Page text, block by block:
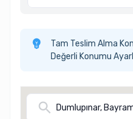
Tam Teslim Alma
Değerli Konumu